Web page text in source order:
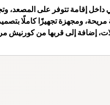
داخل إقامة تتوفر على المصعد،
ومجهزة تجهيزًا كاملًا
إلى قربها من كورنيش